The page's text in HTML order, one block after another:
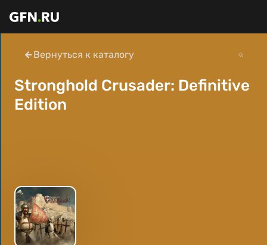
Вернуться к каталогу
Stronghold Crusader: Definitive
Edition